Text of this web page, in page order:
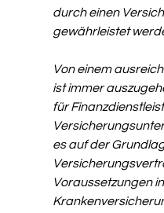
durch einen
gewährleistet
Von einem
ist immer
für
es auf der
Voraussetzungen